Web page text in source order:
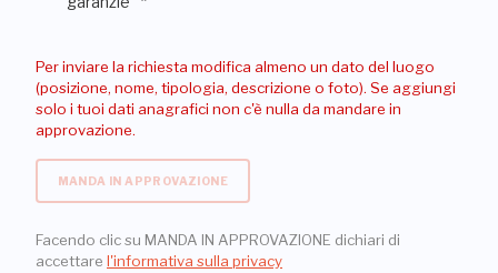
Per inviare la richiesta modifica almeno un dato del luogo
(posizione, nome, tipologia, descrizione o foto). Se aggiungi
solo i tuoi dati anagrafici non c'è nulla da mandare in
approvazione.
MANDA IN APPROVAZIONE
Facendo clic su MANDA IN APPROVAZIONE dichiari di
accettare l'informativa sulla privacy